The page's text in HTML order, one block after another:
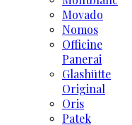
Movado
Nomos
Officine
Panerai
Glashütte
Original
Oris
Patek